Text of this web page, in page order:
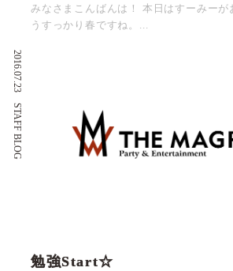
みなさまこんばんは！ 本日はすーみーが
うすっかり春ですね。...
2016.07.23
STAFF BLOG
勉強Start☆